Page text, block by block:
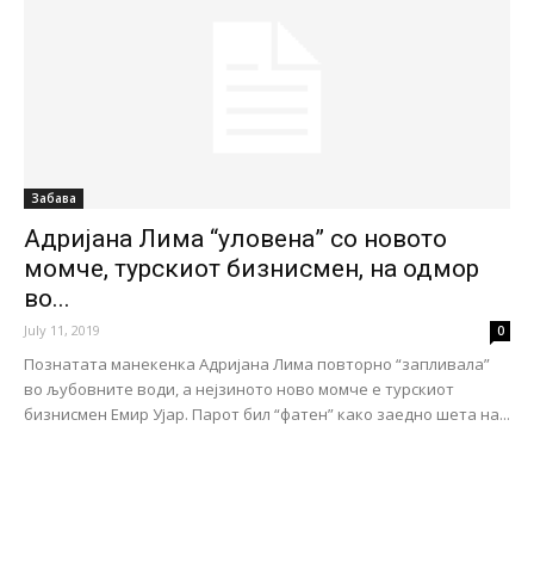
Забава
Адријана Лима “уловена” со новото
момче, турскиот бизнисмен, на одмор
во...
July 11, 2019 0
Познатата манекенка Адријана Лима повторно “запливала”
во љубовните води, а нејзиното ново момче е турскиот
бизнисмен Емир Ујар. Парот бил “фатен” како заедно шета на...